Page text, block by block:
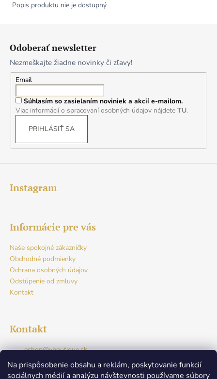
Na prispôsobenie obsahu a reklám, poskytovanie funkcií
sociálnych médií a analýzu návštevnosti používame súbory
Popis produktu nie je dostupný
Odoberať newsletter
Nezmeškajte žiadne novinky či zľavy!
Email
Súhlasím so zasielaním noviniek a akcií e-mailom.
Viac informácií o spracovaní osobných údajov nájdete TU.
PRIHLÁSIŤ SA
Instagram
Informácie pre vás
Naše spokojné zákazníčky
Obchodné podmienky
Ochrana osobných údajov
Odstúpenie od zmluvy
Kontakt
Kontakt
eshop@vboutique.sk
+421917765941
Facebook